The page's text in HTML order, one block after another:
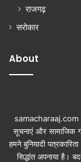
राजगढ़
सरोकार
About
samacharaaj.com
सूचनाएं और सामाजिक
हमने बुनियादी
सिद्धांत अपनाया है।